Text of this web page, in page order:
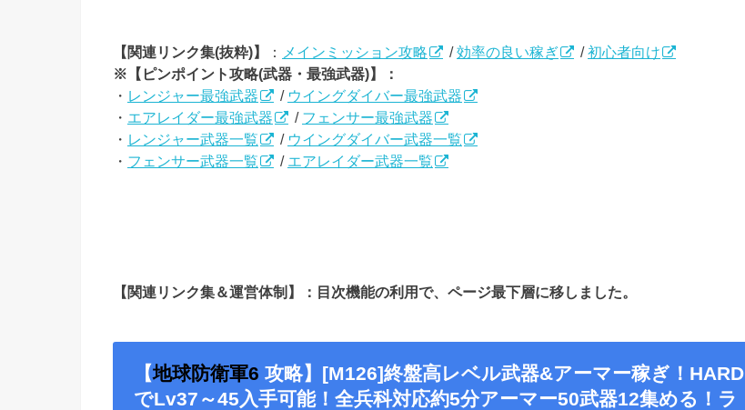
【関連リンク集(抜粋)】 ： メインミッション攻略 /効率の良い稼ぎ /初心者向け
※【ピンポイント攻略(武器・最強武器)】：
・ レンジャー最強武器 / ウイングダイバー最強武器
・ エアレイダー最強武器 / フェンサー最強武器
・ レンジャー武器一覧 / ウイングダイバー武器一覧
・ フェンサー武器一覧 / エアレイダー武器一覧
【関連リンク集＆運営体制】：目次機能の利用で、ページ最下層に移しました。
【地球防衛軍6 攻略】[M126]終盤高レベル武器&アーマー稼ぎ！HARD
でLv37～45入手可能！全兵科対応約5分アーマー50武器12集める！ラ